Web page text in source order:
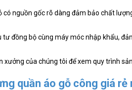
có nguồn gốc rõ dàng đảm bảo chất
tư đồng bộ cùng máy móc nhập khẩu,
xưởng của chúng tôi để xem quy trình
quần áo gỗ công giá